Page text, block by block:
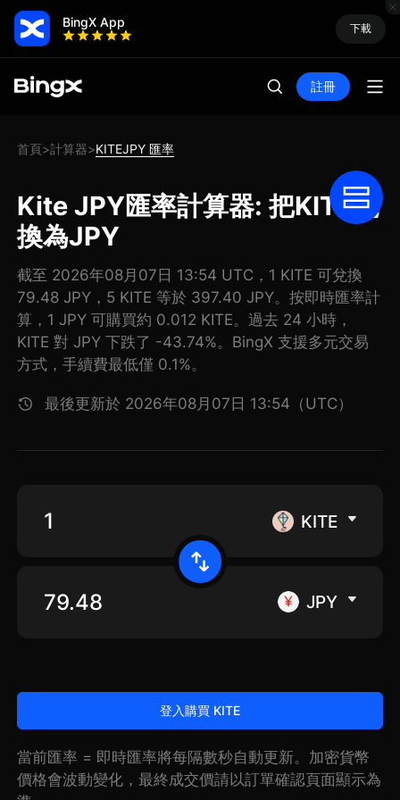
BingX App 下載
註冊
首頁>計算器>KITEJPY 匯率
Kite JPY匯率計算器: 把KITE兌
換為JPY
截至 2026年08月07日 13:54 UTC，1 KITE 可兌換
79.48 JPY，5 KITE 等於 397.40 JPY。按即時匯率計
算，1 JPY 可購買約 0.012 KITE。過去 24 小時，
KITE 對 JPY 下跌了 -43.74%。BingX 支援多元交易
方式，手續費最低僅 0.1%。
最後更新於 2026年08月07日 13:54（UTC）
KITE
JPY
登入購買 KITE
當前匯率 = 即時匯率將每隔數秒自動更新。加密貨幣
價格會波動變化，最終成交價請以訂單確認頁面顯示為